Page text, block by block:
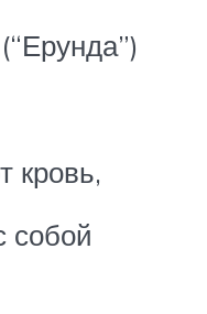
кровь,
собой